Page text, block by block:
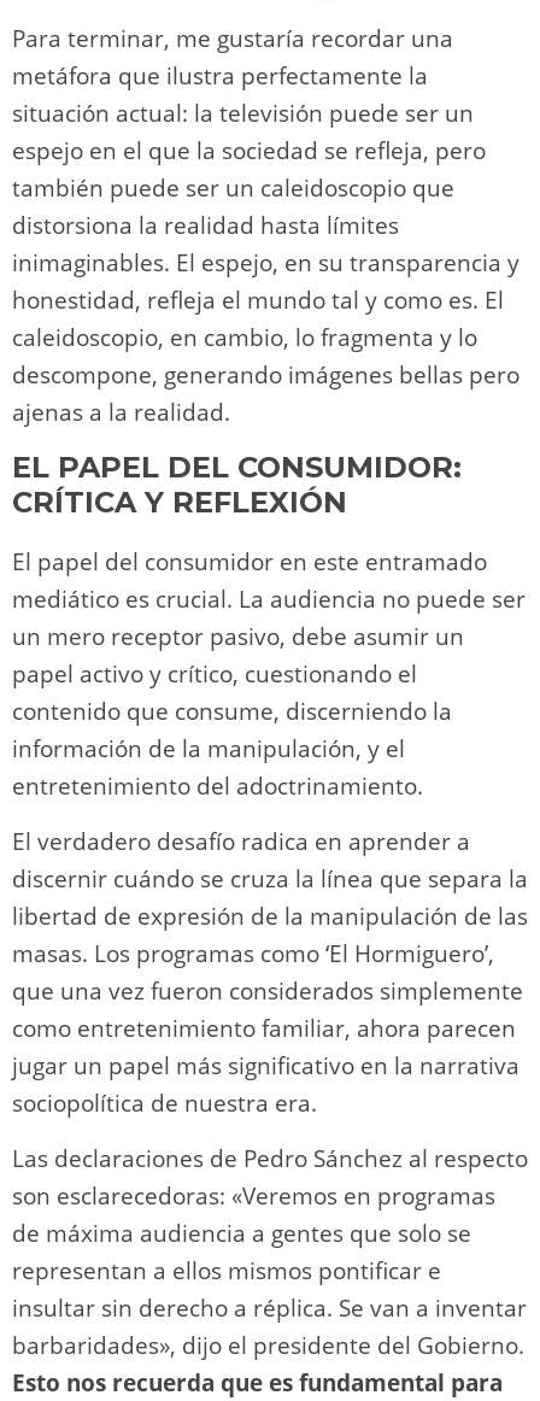
Para terminar, me gustaría recordar una
metáfora que ilustra perfectamente la
situación actual: la televisión puede ser un
espejo en el que la sociedad se refleja, pero
también puede ser un caleidoscopio que
distorsiona la realidad hasta límites
inimaginables. El espejo, en su transparencia y
honestidad, refleja el mundo tal y como es. El
caleidoscopio, en cambio, lo fragmenta y lo
descompone, generando imágenes bellas pero
ajenas a la realidad.
EL PAPEL DEL CONSUMIDOR:
CRÍTICA Y REFLEXIÓN
El papel del consumidor en este entramado
mediático es crucial. La audiencia no puede ser
un mero receptor pasivo, debe asumir un
papel activo y crítico, cuestionando el
contenido que consume, discerniendo la
información de la manipulación, y el
entretenimiento del adoctrinamiento.
El verdadero desafío radica en aprender a
discernir cuándo se cruza la línea que separa la
libertad de expresión de la manipulación de las
masas. Los programas como ‘El Hormiguero’,
que una vez fueron considerados simplemente
como entretenimiento familiar, ahora parecen
jugar un papel más significativo en la narrativa
sociopolítica de nuestra era.
Las declaraciones de Pedro Sánchez al respecto
son esclarecedoras: «Veremos en programas
de máxima audiencia a gentes que solo se
representan a ellos mismos pontificar e
insultar sin derecho a réplica. Se van a inventar
barbaridades», dijo el presidente del Gobierno.
Esto nos recuerda que es fundamental para